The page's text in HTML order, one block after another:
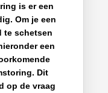
is er een
Om je een
te schetsen
een
Dit
op de vraag